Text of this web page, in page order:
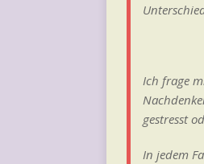
Ich frage
gestresst
In jedem